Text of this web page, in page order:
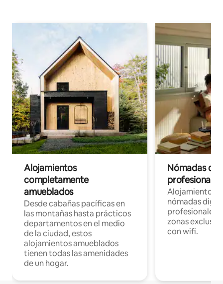
Alojamientos
completamente
amueblados
Desde cabañas pacíficas en
las montañas hasta prácticos
departamentos en el medio
de la ciudad, estos
alojamientos amueblados
tienen todas las amenidades
de un hogar.
Nómadas
Alojamientos
nómadas
profesionales
zonas
con wifi.